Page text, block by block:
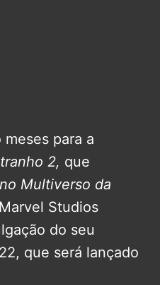
para a
2, que
Multiverso da
Studios
do seu
que será lançado